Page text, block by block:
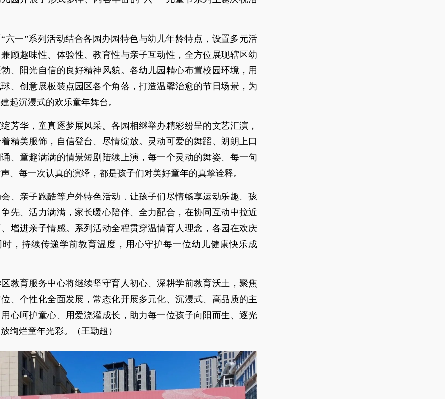
六一”系列活动结合各园办园特色与幼儿年龄特点，设置多元活
顾趣味性、体验性、教育性与亲子互动性，全方位展现辖区幼
、阳光自信的良好精神风貌。各幼儿园精心布置校园环境，用
、创意展板装点园区各个角落，打造温馨治愈的节日场景，为
起沉浸式的欢乐童年舞台。
芳华，童真逐梦展风采。各园相继举办精彩纷呈的文艺汇演，
精美服饰，自信登台、尽情绽放。灵动可爱的舞蹈、朗朗上口
、童趣满满的情景短剧陆续上演，每一个灵动的舞姿、每一句
、每一次认真的演绎，都是孩子们对美好童年的真挚诠释。
、亲子跑酷等户外特色活动，让孩子们尽情畅享运动乐趣。孩
先、活力满满，家长暖心陪伴、全力配合，在协同互动中拉近
增进亲子情感。系列活动全程贯穿温情育人理念，各园在欢庆
时，持续传递学前教育温度，用心守护每一位幼儿健康快乐成
教育服务中心将继续坚守育人初心、深耕学前教育沃土，聚焦
、个性化全面发展，常态化开展多元化、沉浸式、高品质的主
心呵护童心、用爱浇灌成长，助力每一位孩子向阳而生、逐光
绚烂童年光彩。（王勤超）